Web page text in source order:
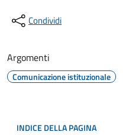
Condividi
Argomenti
Comunicazione istituzionale
INDICE DELLA PAGINA